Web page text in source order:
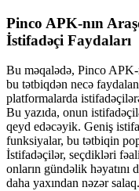
Pinco APK-nın
İstifadəçi Faydaları
Bu məqalədə, Pinco
bu tətbiqdən necə
platformalarda
Bu yazıda, onun
qeyd edəcəyik. Geniş
funksiyalar, bu tətbiqin
İstifadəçilər, seçdikləri
onların gündəlik həyatını
daha yaxından nəzər salaq.